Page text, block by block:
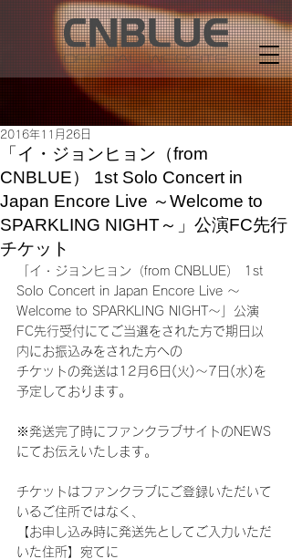
「イ・ジョンヒョン（from
CNBLUE） 1st Solo Concert in
Japan Encore Live ～Welcome to
SPARKLING NIGHT～」公演FC先行
チケット
2016年11月26日
「イ・ジョンヒョン（from CNBLUE） 1st
Solo Concert in Japan Encore Live ～
Welcome to SPARKLING NIGHT～」公演
FC先行受付にてご当選をされた方で期日以
内にお振込みをされた方への
チケットの発送は12月6日(火)～7日(水)を
予定しております。
※発送完了時にファンクラブサイトのNEWS
にてお伝えいたします。
チケットはファンクラブにご登録いただいて
いるご住所ではなく、
【お申し込み時に発送先としてご入力いただ
いた住所】宛てに